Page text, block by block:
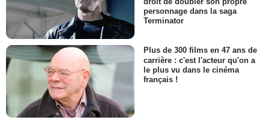
personnage dans la saga
Terminator
Plus de 300 films en 47 ans de
carrière : c'est l'acteur qu'on a
le plus vu dans le cinéma
français !